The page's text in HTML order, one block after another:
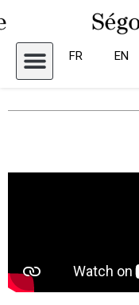
FR EN